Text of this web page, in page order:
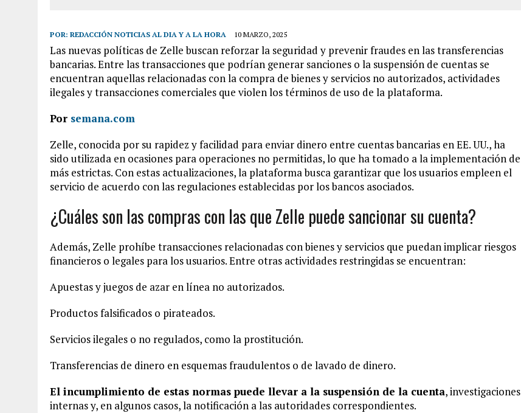
POR: REDACCIÓN NOTICIAS AL DIA Y A LA HORA 10 MARZO, 2025
Las nuevas políticas de Zelle buscan reforzar la seguridad y prevenir fraudes en las transferencias
bancarias. Entre las transacciones que podrían generar sanciones o la suspensión de cuentas se
encuentran aquellas relacionadas con la compra de bienes y servicios no autorizados, actividades
ilegales y transacciones comerciales que violen los términos de uso de la plataforma.
Por semana.com
Zelle, conocida por su rapidez y facilidad para enviar dinero entre cuentas bancarias en EE. UU., ha
sido utilizada en ocasiones para operaciones no permitidas, lo que ha tomado a la implementación de
más estrictas. Con estas actualizaciones, la plataforma busca garantizar que los usuarios empleen el
servicio de acuerdo con las regulaciones establecidas por los bancos asociados.
¿Cuáles son las compras con las que Zelle puede sancionar su cuenta?
Además, Zelle prohíbe transacciones relacionadas con bienes y servicios que puedan implicar riesgos
financieros o legales para los usuarios. Entre otras actividades restringidas se encuentran:
Apuestas y juegos de azar en línea no autorizados.
Productos falsificados o pirateados.
Servicios ilegales o no regulados, como la prostitución.
Transferencias de dinero en esquemas fraudulentos o de lavado de dinero.
El incumplimiento de estas normas puede llevar a la suspensión de la cuenta, investigaciones
internas y, en algunos casos, la notificación a las autoridades correspondientes.